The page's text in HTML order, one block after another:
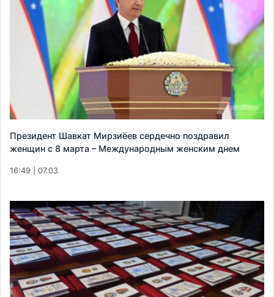
Президент Шавкат Мирзиёев сердечно поздравил
женщин с 8 марта – Международным женским днем
16:49 | 07.03